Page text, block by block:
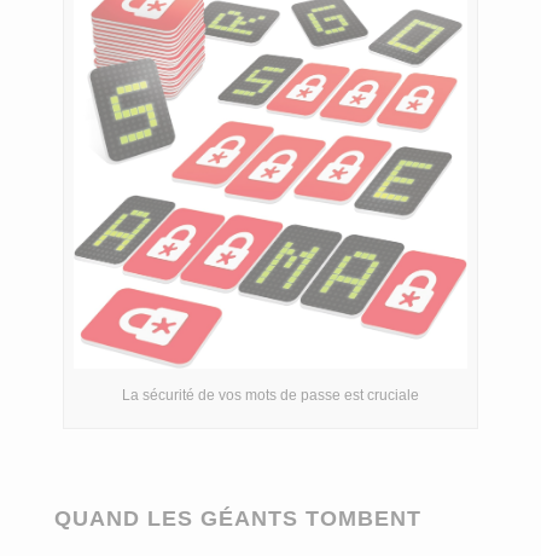
La sécurité de vos mots de passe est cruciale
QUAND LES GÉANTS TOMBENT